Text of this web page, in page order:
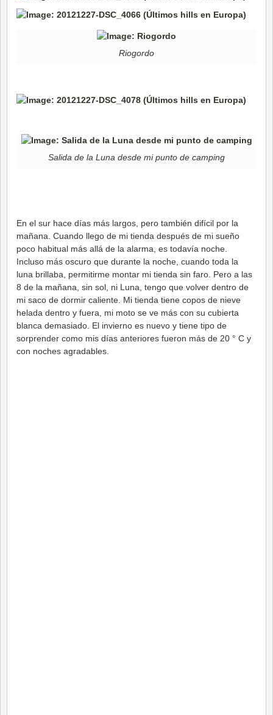
Riogordo
Salida de la Luna desde mi punto de camping
En el sur hace días más largos, pero también difícil por la
mañana. Cuando llego de mi tienda después de mi sueño
poco habitual más allá de la alarma, es todavía noche.
Incluso más oscuro que durante la noche, cuando toda la
luna brillaba, permitirme montar mi tienda sin faro. Pero a las
8 de la mañana, sin sol, ni Luna, tengo que volver dentro de
mi saco de dormir caliente. Mi tienda tiene copos de nieve
helada dentro y fuera, mi moto se ve más con su cubierta
blanca demasiado. El invierno es nuevo y tiene tipo de
sorprender como mis días anteriores fueron más de 20 ° C y
con noches agradables.